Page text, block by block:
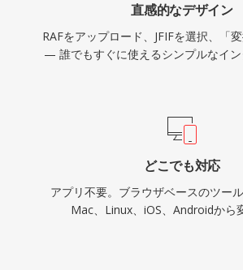
直感的なデザイン
RAFをアップロード、JFIFを選択、「
— 誰でもすぐに使えるシンプルなイン
どこでも対応
アプリ不要。ブラウザベースのツー
Mac、Linux、iOS、Androidから